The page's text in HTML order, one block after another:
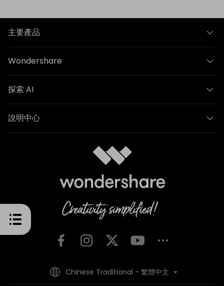
主要產品
Wondershare
探索 AI
說明中心
Chinese Traditional - 繁體中文